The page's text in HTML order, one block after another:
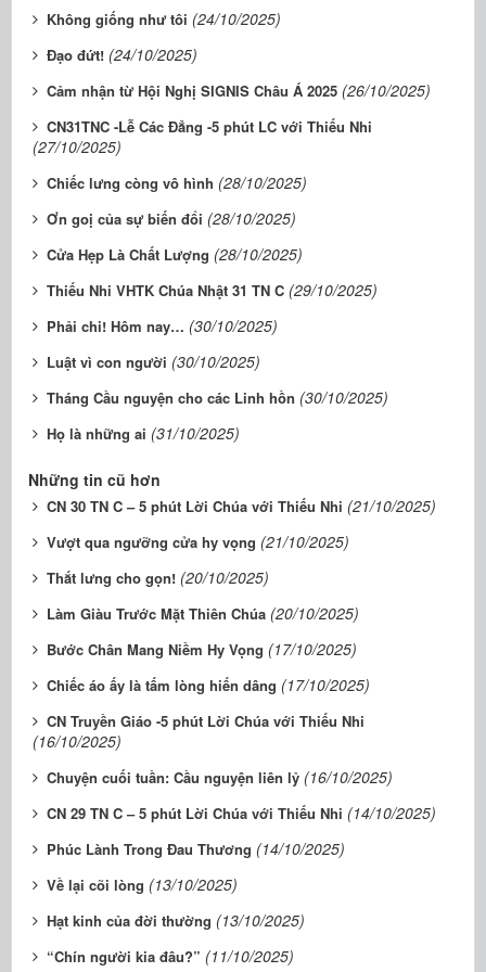
Không giống như tôi (24/10/2025)
Đạo đứt! (24/10/2025)
Cảm nhận từ Hội Nghị SIGNIS Châu Á 2025 (26/10/2025)
CN31TNC -Lễ Các Đẳng -5 phút LC với Thiếu Nhi
(27/10/2025)
Chiếc lưng còng vô hình (28/10/2025)
Ơn goị của sự biến đổi (28/10/2025)
Cửa Hẹp Là Chất Lượng (28/10/2025)
Thiếu Nhi VHTK Chúa Nhật 31 TN C (29/10/2025)
Phải chi! Hôm nay… (30/10/2025)
Luật vì con người (30/10/2025)
Tháng Cầu nguyện cho các Linh hồn (30/10/2025)
Họ là những ai (31/10/2025)
Những tin cũ hơn
CN 30 TN C – 5 phút Lời Chúa với Thiếu Nhi (21/10/2025)
Vượt qua ngưỡng cửa hy vọng (21/10/2025)
Thắt lưng cho gọn! (20/10/2025)
Làm Giàu Trước Mặt Thiên Chúa (20/10/2025)
Bước Chân Mang Niềm Hy Vọng (17/10/2025)
Chiếc áo ấy là tấm lòng hiến dâng (17/10/2025)
CN Truyền Giáo -5 phút Lời Chúa với Thiếu Nhi
(16/10/2025)
Chuyện cuối tuần: Cầu nguyện liên lỷ (16/10/2025)
CN 29 TN C – 5 phút Lời Chúa với Thiếu Nhi (14/10/2025)
Phúc Lành Trong Đau Thương (14/10/2025)
Về lại cõi lòng (13/10/2025)
Hạt kinh của đời thường (13/10/2025)
“Chín người kia đâu?” (11/10/2025)